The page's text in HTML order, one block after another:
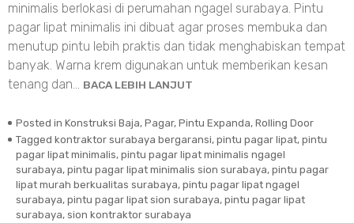
minimalis berlokasi di perumahan ngagel surabaya. Pintu
pagar lipat minimalis ini dibuat agar proses membuka dan
menutup pintu lebih praktis dan tidak menghabiskan tempat
banyak. Warna krem digunakan untuk memberikan kesan
tenang dan… BACA LEBIH LANJUT
Posted in Konstruksi Baja, Pagar, Pintu Expanda, Rolling Door
Tagged kontraktor surabaya bergaransi, pintu pagar lipat, pintu
pagar lipat minimalis, pintu pagar lipat minimalis ngagel
surabaya, pintu pagar lipat minimalis sion surabaya, pintu pagar
lipat murah berkualitas surabaya, pintu pagar lipat ngagel
surabaya, pintu pagar lipat sion surabaya, pintu pagar lipat
surabaya, sion kontraktor surabaya